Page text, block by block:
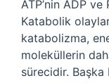
ATP’nin ADP ve
Katabolik
katabolizma,
moleküllerin
sürecidir. Başka